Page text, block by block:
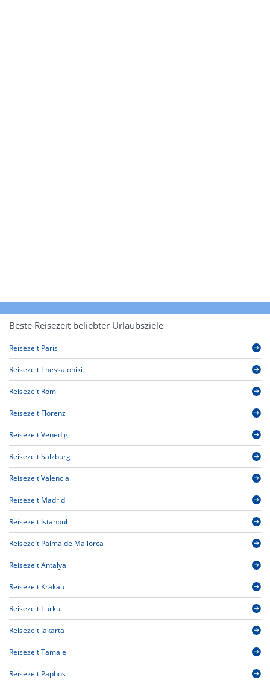
Beste Reisezeit beliebter Urlaubsziele
Reisezeit Paris
Reisezeit Thessaloniki
Reisezeit Rom
Reisezeit Florenz
Reisezeit Venedig
Reisezeit Salzburg
Reisezeit Valencia
Reisezeit Madrid
Reisezeit Istanbul
Reisezeit Palma de Mallorca
Reisezeit Antalya
Reisezeit Krakau
Reisezeit Turku
Reisezeit Jakarta
Reisezeit Tamale
Reisezeit Paphos